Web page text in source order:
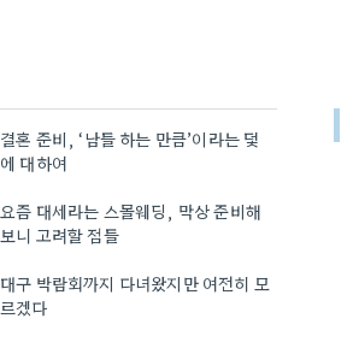
결혼 준비, ‘남들 하는 만큼’이라는 덫
에 대하여
요즘 대세라는 스몰웨딩, 막상 준비해
보니 고려할 점들
대구 박람회까지 다녀왔지만 여전히 모
르겠다